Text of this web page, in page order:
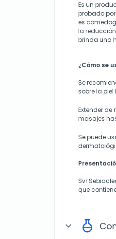
Es un
probado
es
la
brinda una
¿Cómo se
Se
sobre la
Extender
masajes
Se puede
Svr
que
expand_more